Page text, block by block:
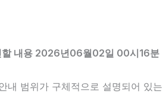
할 내용 2026년06월02일 00시16분
내 범위가 구체적으로 설명되어 있는